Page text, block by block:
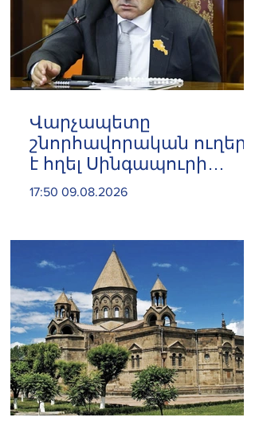
Վարչապետը
շնորհավորական ուղերձ
է հղել Սինգապուրի
վարչապետին Ազգային
17:50 09.08.2026